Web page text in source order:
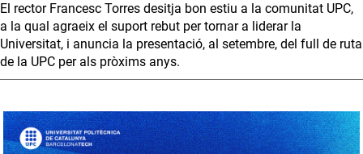
El rector Francesc Torres desitja bon estiu a la comunitat UPC,
a la qual agraeix el suport rebut per tornar a liderar la
Universitat, i anuncia la presentació, al setembre, del full de ruta
de la UPC per als pròxims anys.